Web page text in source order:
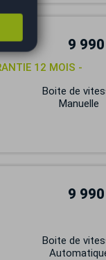
9
12 MOIS -
Boite de
Manuelle
9
Boite de